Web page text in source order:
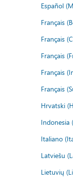
Español
Français
Français
Français
Français
Français
Hrvatski
Indonesia
Italiano
Latviešu
Lietuvių